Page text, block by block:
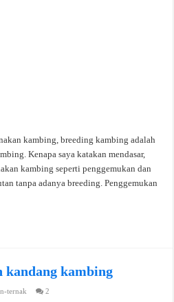
kambing, breeding kambing adalah
Kenapa saya katakan mendasar,
kambing seperti penggemukan dan
tanpa adanya breeding. Penggemukan
kandang kambing
ternak 2